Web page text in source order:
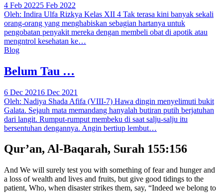
4 Feb 20225 Feb 2022
Oleh: Indira Ulfa Rizkya Kelas XII 4 Tak terasa kini banyak sekali
orang-orang yang menghabiskan sebagian hartanya untuk
pengobatan penyakit mereka dengan membeli obat di apotik atau
mengntrol kesehatan ke…
Blog
Belum Tau …
6 Dec 20216 Dec 2021
Oleh: Nadiya Shada Afifa (VIII-7) Hawa dingin menyelimuti bukit
Galata. Sejauh mata memandang hanyalah butiran putih berjatuhan
dari langit. Rumput-rumput membeku di saat salju-salju itu
bersentuhan dengannya. Angin bertiup lembut…
Qur’an, Al-Baqarah, Surah 155:156
And We will surely test you with something of fear and hunger and
a loss of wealth and lives and fruits, but give good tidings to the
patient, Who, when disaster strikes them, say, “Indeed we belong to